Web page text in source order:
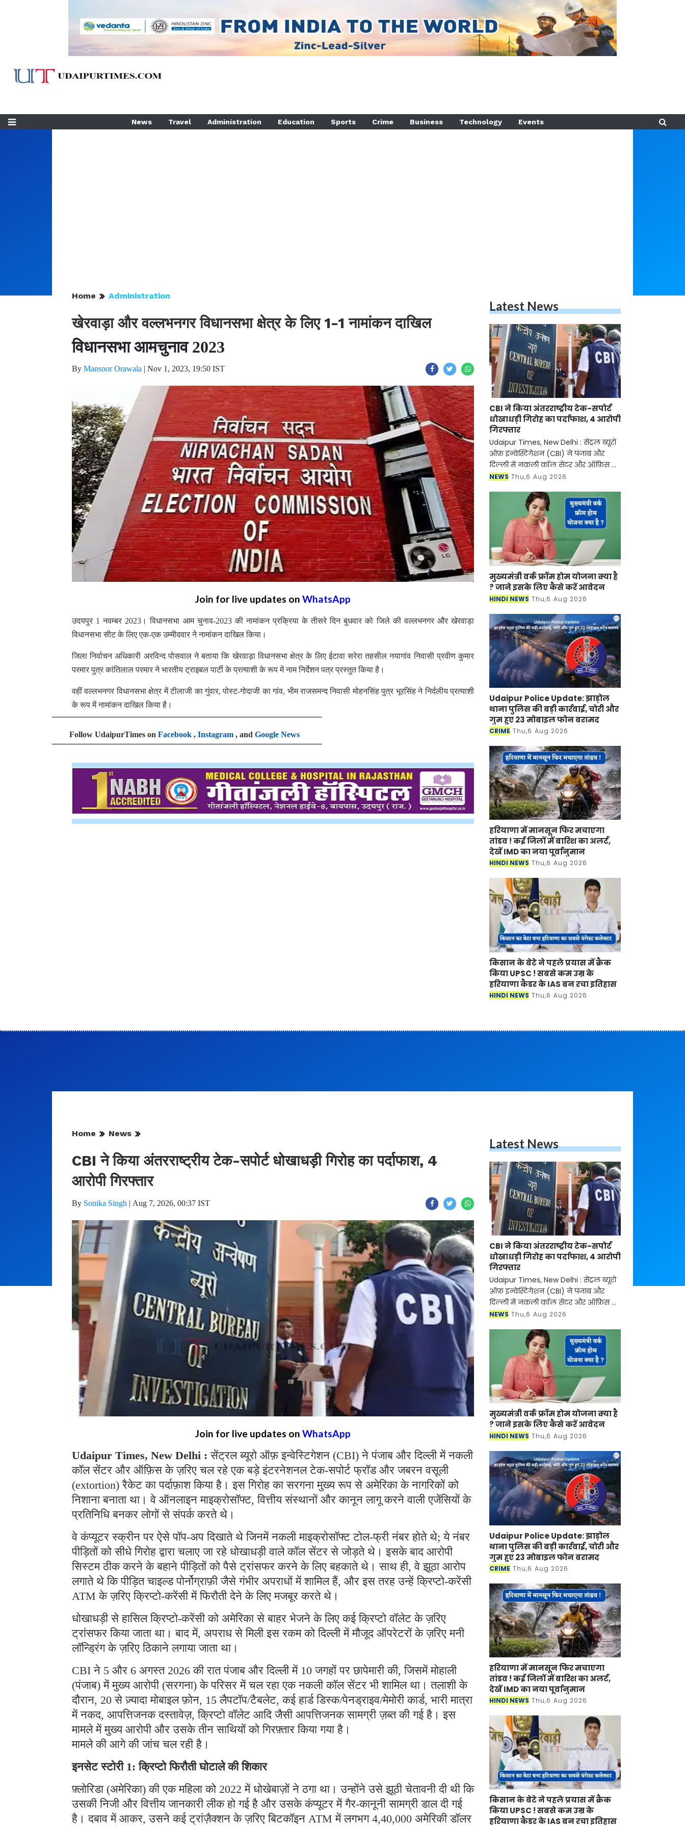
News Travel Administration Education Sports Crime Business Technology Events
Home Administration
खेरवाड़ा और वल्लभनगर विधानसभा क्षेत्र के लिए 1-1 नामांकन दाखिल
विधानसभा आमचुनाव 2023
By Mansoor Orawala | Nov 1, 2023, 19:50 IST
Join for live updates on WhatsApp
उदयपुर 1 नवम्बर 2023। विधानसभा आम चुनाव-2023 की नामांकन प्रक्रिया के तीसरे दिन बुधवार को जिले की वल्लभनगर और खेरवाड़ा
विधानसभा सीट के लिए एक-एक उम्मीदवार नेे नामांकन दाखिल किया।
जिला निर्वाचन अधिकारी अरविन्द पोसवाल ने बताया कि खेरवाड़ा विधानसभा क्षेत्र के लिए ईटावा सरेरा तहसील नयागांव निवासी प्रवीण कुमार
परमार पुत्र कांतिलाल परमार ने भारतीय ट्राइबल पार्टी के प्रत्याशी के रूप में नाम निर्देशन पत्र प्रस्तुत किया है।
वहीं वल्लभनगर विधानसभा क्षेत्र में टीलाजी का गुंवार, पोस्ट-गोदाजी का गांव, भीम राजसमन्द निवासी मोहनसिंह पुत्र भूरसिंह ने निर्दलीय प्रत्याशी
के रूप में नामांकन दाखिल किया है।
Follow UdaipurTimes on Facebook , Instagram , and Google News
Latest News
CBI ने किया अंतरराष्ट्रीय टेक-सपोर्ट
धोखाधड़ी गिरोह का पर्दाफाश, 4 आरोपी
गिरफ्तार
Udaipur Times, New Delhi : सेंट्रल ब्यूरो
ऑफ़ इन्वेस्टिगेशन (CBI) ने पंजाब और
दिल्ली में नकली कॉल सेंटर और ऑफ़िस के
ज़रिए चल रहे एक बड़े इंटरनेशनल टेक-
NEWS Thu,6 Aug 2026
मुख्यमंत्री वर्क फ्रॉम होम योजना क्या है
? जाने इसके लिए कैसे करें आवेदन
HINDI NEWS Thu,6 Aug 2026
Udaipur Police Update: झाड़ोल
थाना पुलिस की बड़ी कार्रवाई, चोरी और
गुम हुए 23 मोबाइल फोन बरामद
CRIME Thu,6 Aug 2026
हरियाणा में मानसून फिर मचाएगा
तांडव ! कई जिलों में बारिश का अलर्ट,
देखें IMD का नया पूर्वानुमान
HINDI NEWS Thu,6 Aug 2026
किसान के बेटे ने पहले प्रयास में क्रैक
किया UPSC ! सबसे कम उम्र के
हरियाणा कैडर के IAS बन रचा इतिहास
HINDI NEWS Thu,6 Aug 2026
Home News
CBI ने किया अंतरराष्ट्रीय टेक-सपोर्ट धोखाधड़ी गिरोह का पर्दाफाश, 4
आरोपी गिरफ्तार
By Sonika Singh | Aug 7, 2026, 00:37 IST
Join for live updates on WhatsApp
Udaipur Times, New Delhi :सेंट्रल ब्यूरो ऑफ़ इन्वेस्टिगेशन (CBI) ने पंजाब और दिल्ली में नकली
कॉल सेंटर और ऑफ़िस के ज़रिए चल रहे एक बड़े इंटरनेशनल टेक-सपोर्ट फ्रॉड और जबरन वसूली
(extortion) रैकेट का पर्दाफ़ाश किया है। इस गिरोह का सरगना मुख्य रूप से अमेरिका के नागरिकों को
निशाना बनाता था। वे ऑनलाइन माइक्रोसॉफ्ट, वित्तीय संस्थानों और कानून लागू करने वाली एजेंसियों के
प्रतिनिधि बनकर लोगों से संपर्क करते थे।
वे कंप्यूटर स्क्रीन पर ऐसे पॉप-अप दिखाते थे जिनमें नकली माइक्रोसॉफ्ट टोल-फ्री नंबर होते थे; ये नंबर
पीड़ितों को सीधे गिरोह द्वारा चलाए जा रहे धोखाधड़ी वाले कॉल सेंटर से जोड़ते थे। इसके बाद आरोपी
सिस्टम ठीक करने के बहाने पीड़ितों को पैसे ट्रांसफर करने के लिए बहकाते थे। साथ ही, वे झूठा आरोप
लगाते थे कि पीड़ित चाइल्ड पोर्नोग्राफ़ी जैसे गंभीर अपराधों में शामिल हैं, और इस तरह उन्हें क्रिप्टो-करेंसी
ATM के ज़रिए क्रिप्टो-करेंसी में फिरौती देने के लिए मजबूर करते थे।
धोखाधड़ी से हासिल क्रिप्टो-करेंसी को अमेरिका से बाहर भेजने के लिए कई क्रिप्टो वॉलेट के ज़रिए
ट्रांसफर किया जाता था। बाद में, अपराध से मिली इस रकम को दिल्ली में मौजूद ऑपरेटरों के ज़रिए मनी
लॉन्ड्रिंग के ज़रिए ठिकाने लगाया जाता था।
CBI ने 5 और 6 अगस्त 2026 की रात पंजाब और दिल्ली में 10 जगहों पर छापेमारी की, जिसमें मोहाली
(पंजाब) में मुख्य आरोपी (सरगना) के परिसर में चल रहा एक नकली कॉल सेंटर भी शामिल था। तलाशी के
दौरान, 20 से ज़्यादा मोबाइल फ़ोन, 15 लैपटॉप/टैबलेट, कई हार्ड डिस्क/पेनड्राइव/मेमोरी कार्ड, भारी मात्रा
में नकद, आपत्तिजनक दस्तावेज़, क्रिप्टो वॉलेट आदि जैसी आपत्तिजनक सामग्री ज़ब्त की गई है। इस
मामले में मुख्य आरोपी और उसके तीन साथियों को गिरफ़्तार किया गया है।
मामले की आगे की जांच चल रही है।
इनसेट स्टोरी 1: क्रिप्टो फिरौती घोटाले की शिकार
फ़्लोरिडा (अमेरिका) की एक महिला को 2022 में धोखेबाज़ों ने ठगा था। उन्होंने उसे झूठी चेतावनी दी थी कि
उसकी निजी और वित्तीय जानकारी लीक हो गई है और उसके कंप्यूटर में गैर-कानूनी सामग्री डाल दी गई
है। दबाव में आकर, उसने कई ट्रांज़ैक्शन के ज़रिए बिटकॉइन ATM में लगभग 4,40,000 अमेरिकी डॉलर
Latest News
CBI ने किया अंतरराष्ट्रीय टेक-सपोर्ट
धोखाधड़ी गिरोह का पर्दाफाश, 4 आरोपी
गिरफ्तार
Udaipur Times, New Delhi : सेंट्रल ब्यूरो
ऑफ़ इन्वेस्टिगेशन (CBI) ने पंजाब और
दिल्ली में नकली कॉल सेंटर और ऑफ़िस के
ज़रिए चल रहे एक बड़े इंटरनेशनल टेक-
NEWS Thu,6 Aug 2026
मुख्यमंत्री वर्क फ्रॉम होम योजना क्या है
? जाने इसके लिए कैसे करें आवेदन
HINDI NEWS Thu,6 Aug 2026
Udaipur Police Update: झाड़ोल
थाना पुलिस की बड़ी कार्रवाई, चोरी और
गुम हुए 23 मोबाइल फोन बरामद
CRIME Thu,6 Aug 2026
हरियाणा में मानसून फिर मचाएगा
तांडव ! कई जिलों में बारिश का अलर्ट,
देखें IMD का नया पूर्वानुमान
HINDI NEWS Thu,6 Aug 2026
किसान के बेटे ने पहले प्रयास में क्रैक
किया UPSC ! सबसे कम उम्र के
हरियाणा कैडर के IAS बन रचा इतिहास